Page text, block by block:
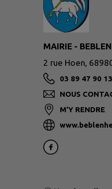
MAIRIE -
2 rue Hoen,
03 89 47 90 13
NOUS
M'Y RENDRE